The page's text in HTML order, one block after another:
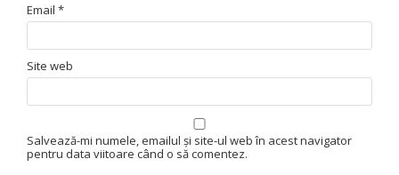
Email *
Site web
Salvează-mi numele, emailul și site-ul web în acest navigator
pentru data viitoare când o să comentez.